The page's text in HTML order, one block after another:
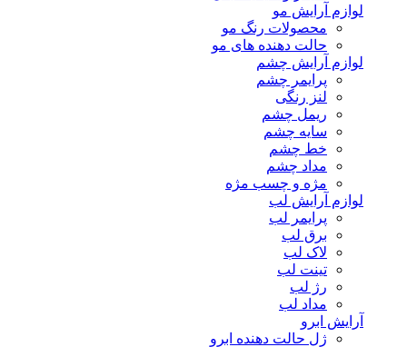
لوازم آرایش مو
محصولات رنگ مو
حالت دهنده های مو
لوازم آرایش چشم
پرایمر چشم
لنز رنگی
ریمل چشم
سایه چشم
خط چشم
مداد چشم
مژه و چسب مژه
لوازم آرایش لب
پرایمر لب
برق لب
لاک لب
تینت لب
رژ لب
مداد لب
آرایش ابرو
ژل حالت دهنده ابرو